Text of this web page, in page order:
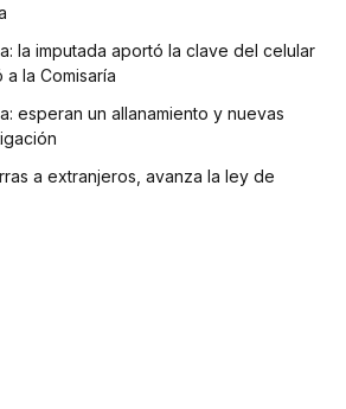
la imputada aportó la clave del celular
la Comisaría
esperan un allanamiento y nuevas
a extranjeros, avanza la ley de